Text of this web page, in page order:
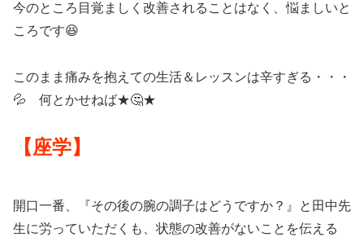
今のところ目覚ましく改善されることはなく、悩ましいと
ころです😆
このまま痛みを抱えての生活＆レッスンは辛すぎる・・・
💦 何とかせねば★🤔★
【座学】
開口一番、『その後の腕の調子はどうですか？』と田中先
生に労っていただくも、状態の改善がないことを伝える